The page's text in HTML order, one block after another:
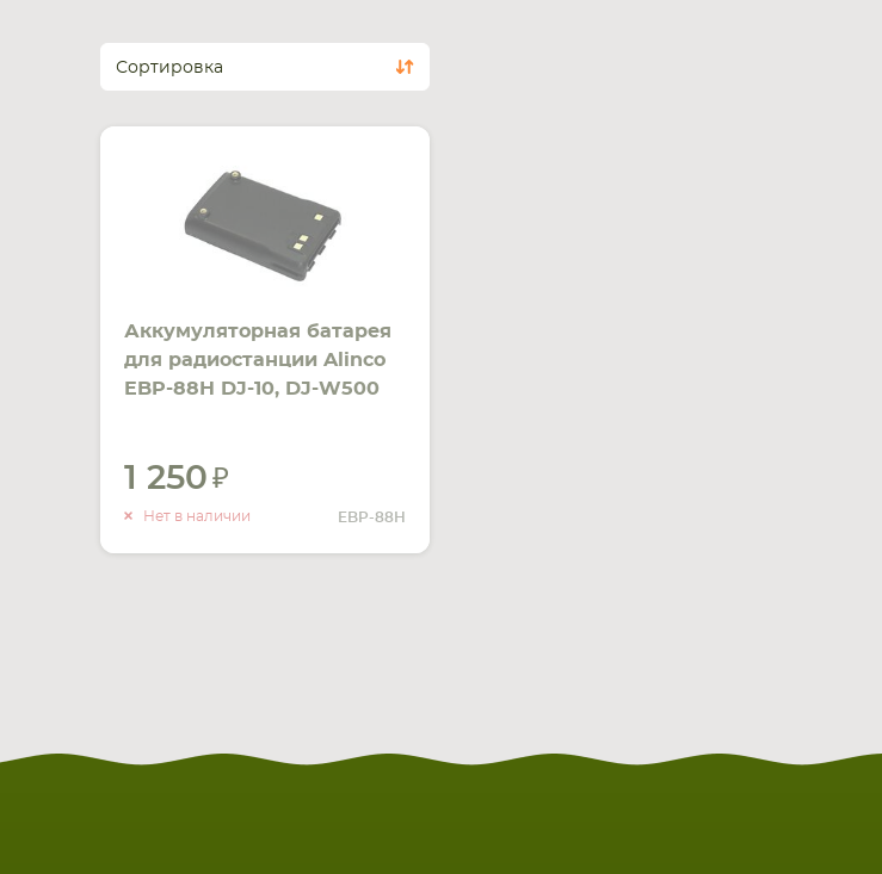
Сортировка
Аккумуляторная батарея
для радиостанции Alinco
EBP-88H DJ-10, DJ-W500
1 250
Нет в наличии EBP-88H
О НАЛИЧИИ